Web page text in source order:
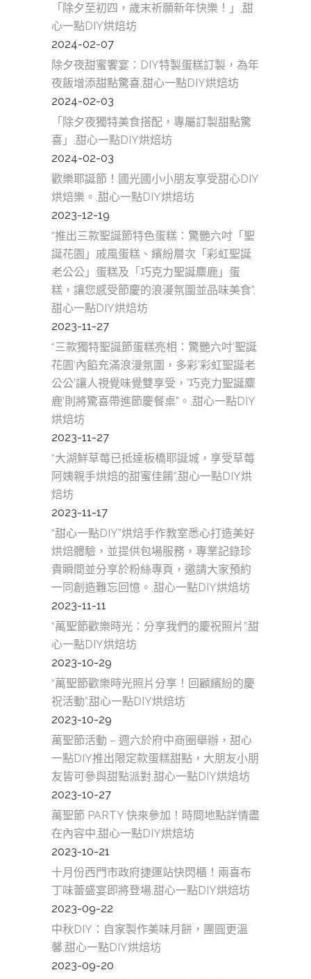
「除夕至初四，歲末祈願新年快樂！」,甜
心一點DIY烘焙坊
2024-02-07
除夕夜甜蜜饗宴：DIY特製蛋糕訂製，為年
夜飯增添甜點驚喜,甜心一點DIY烘焙坊
2024-02-03
「除夕夜獨特美食搭配，專屬訂製甜點驚
喜」,甜心一點DIY烘焙坊
2024-02-03
歡樂耶誕節！國光國小小朋友享受甜心DIY
烘焙樂。,甜心一點DIY烘焙坊
2023-12-19
“推出三款聖誕節特色蛋糕：驚艷六吋「聖
誕花園」戚風蛋糕、繽紛層次「彩虹聖誕
老公公」蛋糕及「巧克力聖誕麋鹿」蛋
糕，讓您感受節慶的浪漫氛圍並品味美食”,
甜心一點DIY烘焙坊
2023-11-27
“三款獨特聖誕節蛋糕亮相：驚艷六吋’聖誕
花園’內餡充滿浪漫氛圍，多彩’彩虹聖誕老
公公’讓人視覺味覺雙享受，’巧克力聖誕麋
鹿’則將驚喜帶進節慶餐桌”。,甜心一點DIY
烘焙坊
2023-11-27
“大湖鮮草莓已抵達板橋耶誕城，享受草莓
阿姨親手烘焙的甜蜜佳餚”,甜心一點DIY烘
焙坊
2023-11-17
“甜心一點DIY”烘焙手作教室悉心打造美好
烘焙體驗，並提供包場服務，專業記錄珍
貴瞬間並分享於粉絲專頁，邀請大家預約
一同創造難忘回憶。,甜心一點DIY烘焙坊
2023-11-11
“萬聖節歡樂時光：分享我們的慶祝照片”,甜
心一點DIY烘焙坊
2023-10-29
“萬聖節歡樂時光照片分享！回顧繽紛的慶
祝活動”,甜心一點DIY烘焙坊
2023-10-29
萬聖節活動 – 週六於府中商圈舉辦，甜心
一點DIY推出限定款蛋糕甜點，大朋友小朋
友皆可參與甜點派對,甜心一點DIY烘焙坊
2023-10-27
萬聖節 PARTY 快來參加！時間地點詳情盡
在內容中,甜心一點DIY烘焙坊
2023-10-21
十月份西門市政府捷運站快閃櫃！兩喜布
丁味蕾盛宴即將登場,甜心一點DIY烘焙坊
2023-09-22
中秋DIY：自家製作美味月餅，團圓更溫
馨,甜心一點DIY烘焙坊
2023-09-20